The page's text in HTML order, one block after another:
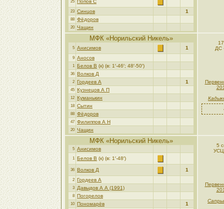
25 Попов С
23 Синцов 1
88 Фёдоров
20 Чащин
МФК «Норильский Никель»
5 Анисимов 1
9 Аносов
1 Белов В (к) (в: 1′-46′; 48′-50′)
36 Волков Д
2 Гордеев А 1
45 Кузнецов А П
12 Куманькин
18 Сытин
88 Фёдоров
47 Филиппов А Н
20 Чащин
ДС
МФК «Норильский Никель»
5 Анисимов
1 Белов В (к) (в: 1′-48′)
36 Волков Д 1
2 Гордеев А
3 Давыдов А А (1991)
8 Погорелов
10 Пономарёв 1
5
УСЦ